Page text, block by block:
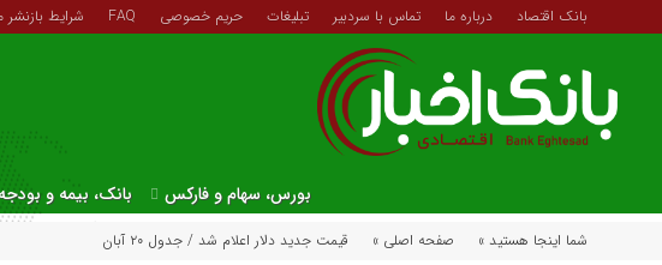
بانک اقتصاد درباره ما تماس با سردبیر تبلیغات حریم خصوصی FAQ شرایط بازنشر
بورس، سهام و فارکس بانک، بیمه و بودجه
شما اینجا هستید » صفحه اصلی » قیمت جدید دلار اعلام شد / جدول ۲۰ آبان